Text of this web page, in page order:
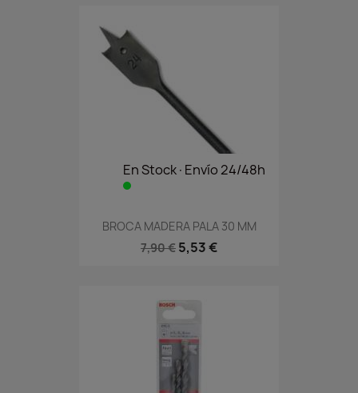
En Stock·Envío 24/48h
BROCA MADERA PALA 30 MM
7,90 € 5,53 €